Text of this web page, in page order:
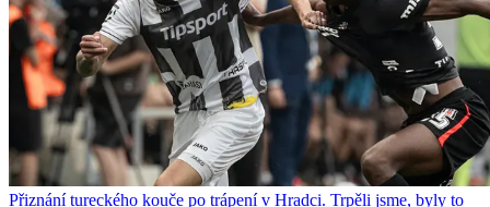
Přiznání tureckého kouče po trápení v Hradci. Trpěli jsme, byly to